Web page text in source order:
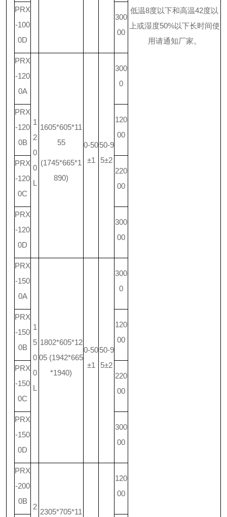
低温8度以下和高温42度以
上或湿度50%以下长时间使
用请通知厂家。
PRX
-100
0D
300
00
PRX
-120
0A
1
2
0
0
L
1605*605*11
55
(1745*665*1
890)
0-50
±1
50-9
5±2
300
0
PRX
-120
0B
120
00
PRX
-120
0C
220
00
PRX
-120
0D
300
00
PRX
-150
0A
1
5
0
0
L
1802*605*12
05 (1942*665
*1940)
0-50
±1
50-9
5±2
300
0
PRX
-150
0B
120
00
PRX
-150
0C
220
00
PRX
-150
0D
300
00
PRX
-200
0B
2
2305*705*11
120
00